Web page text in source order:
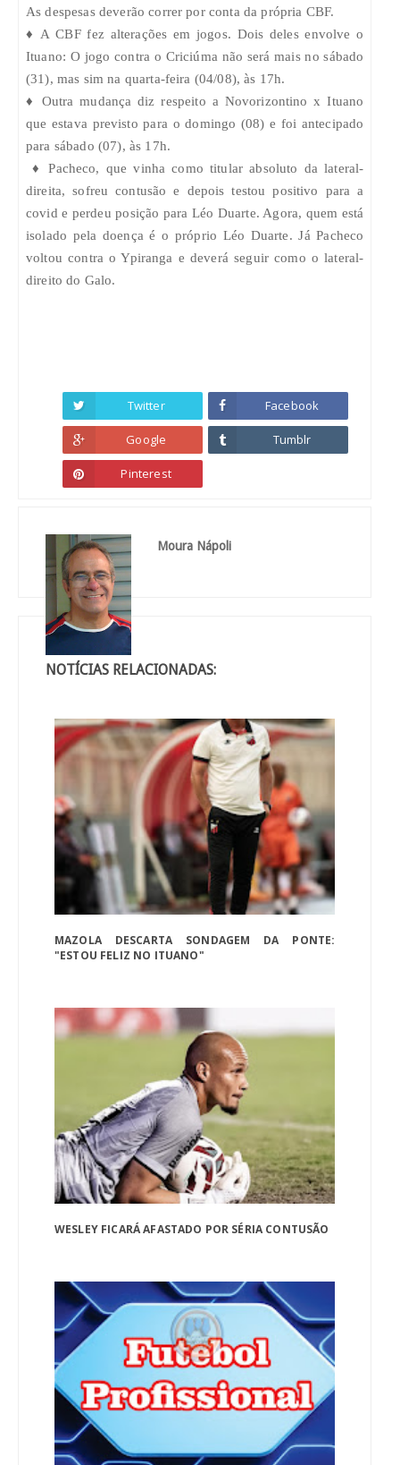
As despesas deverão correr por conta da própria CBF.
♦ A CBF fez alterações em jogos. Dois deles envolve o
Ituano: O jogo contra o Criciúma não será mais no sábado
(31), mas sim na quarta-feira (04/08), às 17h.
♦ Outra mudança diz respeito a Novorizontino x Ituano
que estava previsto para o domingo (08) e foi antecipado
para sábado (07), às 17h.
♦ Pacheco, que vinha como titular absoluto da lateral-
direita, sofreu contusão e depois testou positivo para a
covid e perdeu posição para Léo Duarte. Agora, quem está
isolado pela doença é o próprio Léo Duarte. Já Pacheco
voltou contra o Ypiranga e deverá seguir como o lateral-
direito do Galo.
Twitter Facebook
Google Tumblr
Pinterest
Moura Nápoli
NOTÍCIAS RELACIONADAS:
MAZOLA DESCARTA SONDAGEM DA PONTE:
"ESTOU FELIZ NO ITUANO"
WESLEY FICARÁ AFASTADO POR SÉRIA CONTUSÃO